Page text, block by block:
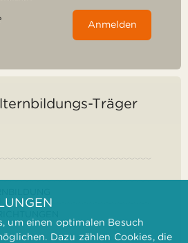
Anmelden
Träger
um einen optimalen Besuch
Dazu zählen Cookies, die